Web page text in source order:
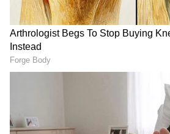
TNPL 2026: அதிஷ் - ரிதிக்
அதிரடியில் நெல்லை
கிங்ஸ் வெற்றி...